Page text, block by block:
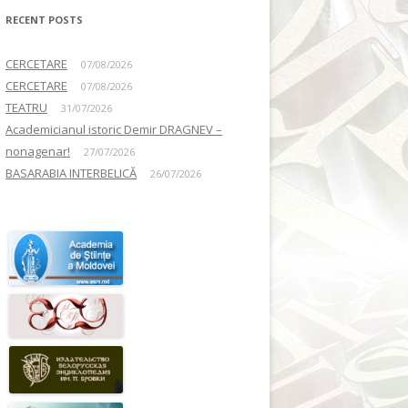
RECENT POSTS
CERCETARE 07/08/2026
CERCETARE 07/08/2026
TEATRU 31/07/2026
Academicianul istoric Demir DRAGNEV –
nonagenar!
27/07/2026
BASARABIA INTERBELICĂ 26/07/2026